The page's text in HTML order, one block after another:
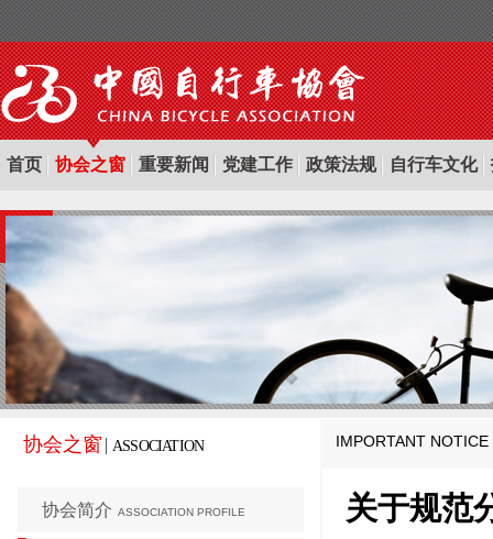
首页 协会之窗 重要新闻 党建工作 政策法规 自行车文化
协会之窗 ASSOCIATION
协会简介 ASSOCIATION PROFILE
IMPORTANT NOTICE
关于规范